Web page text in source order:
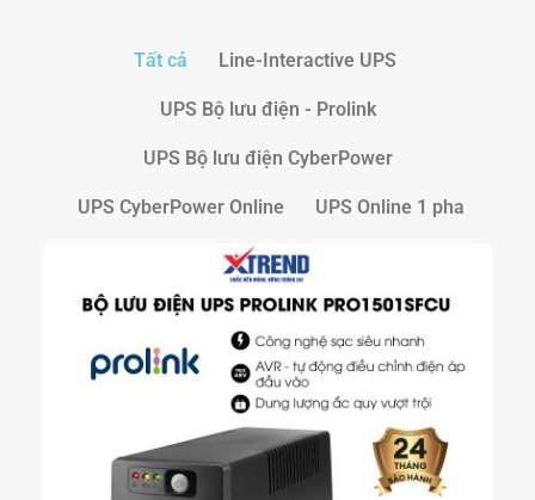
Tất cả Line-Interactive UPS
UPS Bộ lưu điện - Prolink
UPS Bộ lưu điện CyberPower
UPS CyberPower Online UPS Online 1 pha